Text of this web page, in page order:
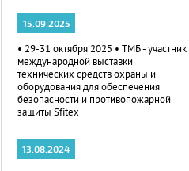
15.09.2025
• 29-31 октября 2025 • ТМБ - участник
международной выставки
технических средств охраны и
оборудования для обеспечения
безопасности и противопожарной
защиты Sfitex
13.08.2024